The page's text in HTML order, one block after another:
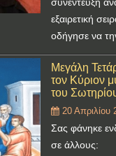
συνέντευξη
εξαιρετική
οδήγησε να
Μεγάλη
τον Κύριον
του
20 Απριλίου
Σας φάνηκε
σε άλλους: